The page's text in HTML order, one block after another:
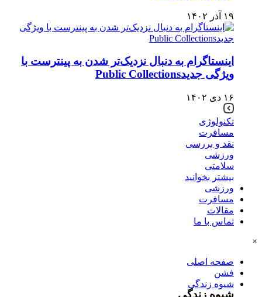
۱۹ آذر ۱۴۰۲
اینستاگرام به دنبال نزدیک‌تر شدن به پینترست با
ویژگی جدیدPublic Collections
۱۶ دی ۱۴۰۲
تکنولوژی
مسافرت
نقد و بررسی
ورزشی
سلامتی
بیشتر بخوانید
ورزشی
مسافرت
مقالات
تماس با ما
×
صفحه اصلی
فشن
شیوه زندگی
شیوه زندگی